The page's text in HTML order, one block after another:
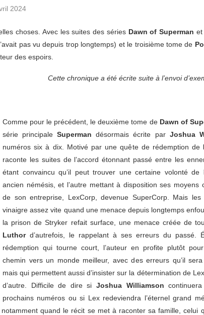
2024
choses. Avec les suites des séries Dawn of Superman et
pas vu depuis trop longtemps) et le troisième tome de
des espoirs.
Cette chronique a été écrite suite à l’envoi
Comme pour le précédent, le deuxième tome de Dawn of
série principaleSuperman désormais écrite par Joshua
numéros six à dix. Motivé par une quête de rédemption de
raconte les suites de l’accord étonnant passé entre les
étant convaincu qu’il peut trouver une certaine volonté
ancien némésis, et l’autre mettant à disposition ses moyens
de son entreprise, LexCorp, devenue SuperCorp. Mais
vinaigre assez vite quand une menace depuis longtemps
la prison de Stryker refait surface, une menace créée de
Luthord’autrefois, le rappelant à ses erreurs du passé.
rédemption qui tourne court, l’auteur en profite plutôt
chemin vers un monde meilleur, avec des erreurs qu’il
mais qui permettent aussi d’insister sur la détermination de
d’autre. Difficile de dire si Joshua Williamson
prochains numéros ou si Lex redeviendra l’éternel grand
quand le récit se met à raconter sa famille, celui